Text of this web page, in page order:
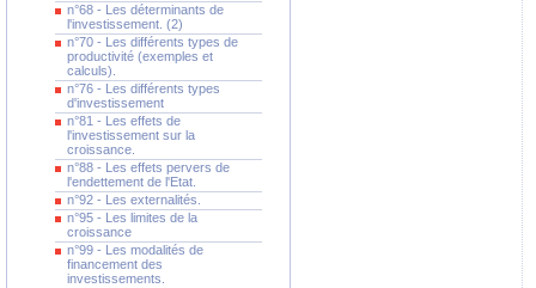
n°68 - Les déterminants de
l'investissement. (2)
n°70 - Les différents types de
productivité (exemples et
calculs).
n°76 - Les différents types
d'investissement
n°81 - Les effets de
l'investissement sur la
croissance.
n°88 - Les effets pervers de
l'endettement de l'Etat.
n°92 - Les externalités.
n°95 - Les limites de la
croissance
n°99 - Les modalités de
financement des
investissements.